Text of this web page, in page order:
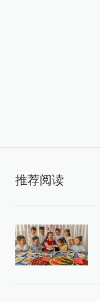
推荐阅读